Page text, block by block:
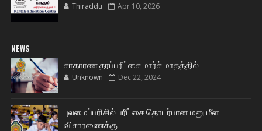
Thiraddu Apr 10, 2026
NEWS
சாதாரண தரப்பரீட்சை மார்ச் மாதத்தில்
Unknown Dec 22, 2024
புலமைப்பரிசில் பரீட்சை தொடர்பான மனு மீள
விசாரணைக்கு